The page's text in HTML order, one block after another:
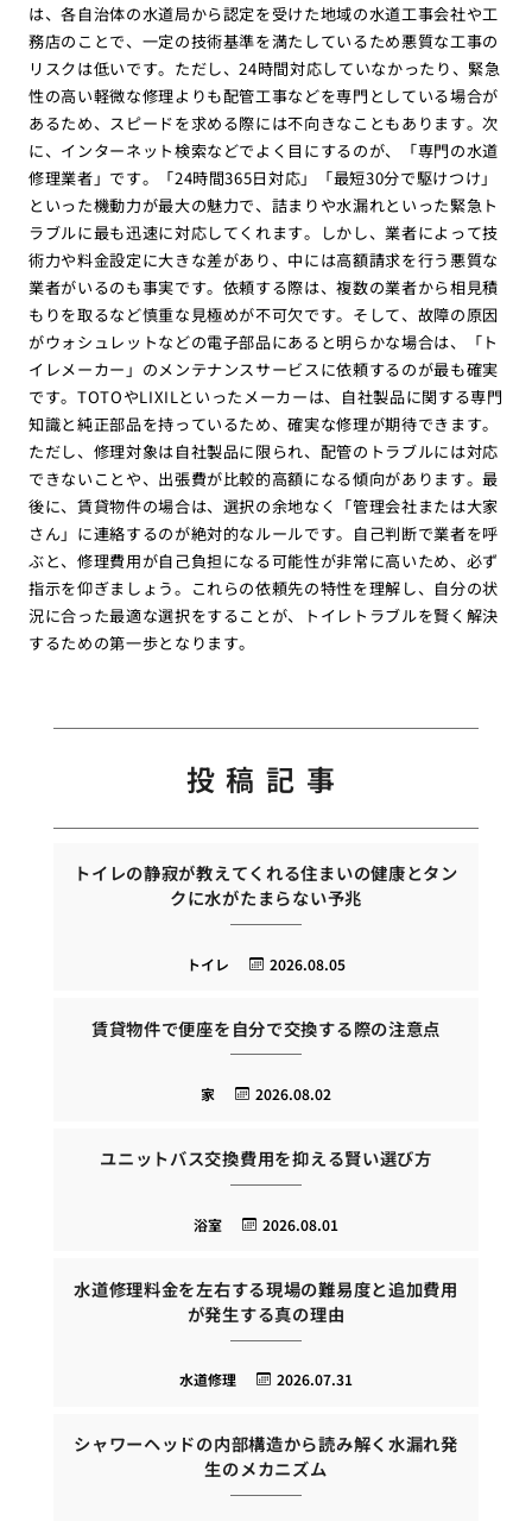
は、各自治体の水道局から認定を受けた地域の水道工事会社や工
務店のことで、一定の技術基準を満たしているため悪質な工事の
リスクは低いです。ただし、24時間対応していなかったり、緊急
性の高い軽微な修理よりも配管工事などを専門としている場合が
あるため、スピードを求める際には不向きなこともあります。次
に、インターネット検索などでよく目にするのが、「専門の水道
修理業者」です。「24時間365日対応」「最短30分で駆けつけ」
といった機動力が最大の魅力で、詰まりや水漏れといった緊急ト
ラブルに最も迅速に対応してくれます。しかし、業者によって技
術力や料金設定に大きな差があり、中には高額請求を行う悪質な
業者がいるのも事実です。依頼する際は、複数の業者から相見積
もりを取るなど慎重な見極めが不可欠です。そして、故障の原因
がウォシュレットなどの電子部品にあると明らかな場合は、「ト
イレメーカー」のメンテナンスサービスに依頼するのが最も確実
です。TOTOやLIXILといったメーカーは、自社製品に関する専門
知識と純正部品を持っているため、確実な修理が期待できます。
ただし、修理対象は自社製品に限られ、配管のトラブルには対応
できないことや、出張費が比較的高額になる傾向があります。最
後に、賃貸物件の場合は、選択の余地なく「管理会社または大家
さん」に連絡するのが絶対的なルールです。自己判断で業者を呼
ぶと、修理費用が自己負担になる可能性が非常に高いため、必ず
指示を仰ぎましょう。これらの依頼先の特性を理解し、自分の状
況に合った最適な選択をすることが、トイレトラブルを賢く解決
するための第一歩となります。
投稿記事
トイレの静寂が教えてくれる住まいの健康とタン
クに水がたまらない予兆
2026.08.05
トイレ
賃貸物件で便座を自分で交換する際の注意点
2026.08.02
家
ユニットバス交換費用を抑える賢い選び方
2026.08.01
浴室
水道修理料金を左右する現場の難易度と追加費用
が発生する真の理由
2026.07.31
水道修理
シャワーヘッドの内部構造から読み解く水漏れ発
生のメカニズム